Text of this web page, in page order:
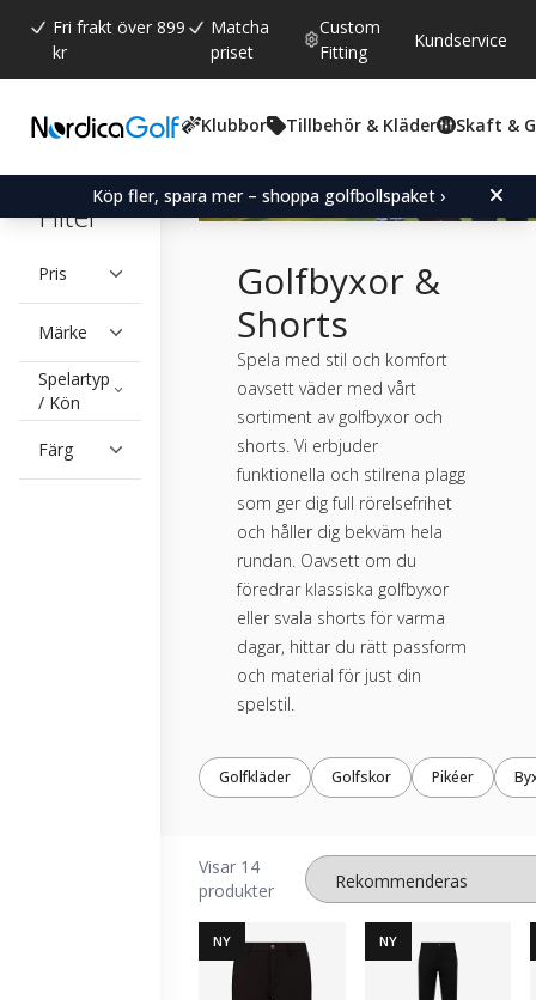
Fri frakt över 899
kr
Matcha
priset
Custom
Fitting
Kundservice
Klubbor Tillbehör & Kläder Skaft &
Köp fler, spara mer – shoppa golfbollspaket ›
Filter
Pris
Märke
Spelartyp
/ Kön
Färg
Golfbyxor &
Shorts
Spela med stil och komfort
oavsett väder med vårt
sortiment av golfbyxor och
shorts. Vi erbjuder
funktionella och stilrena plagg
som ger dig full rörelsefrihet
och håller dig bekväm hela
rundan. Oavsett om du
föredrar klassiska golfbyxor
eller svala shorts för varma
dagar, hittar du rätt passform
och material för just din
spelstil.
Golfkläder Golfskor Pikéer
Visar 14
produkter
NY NY